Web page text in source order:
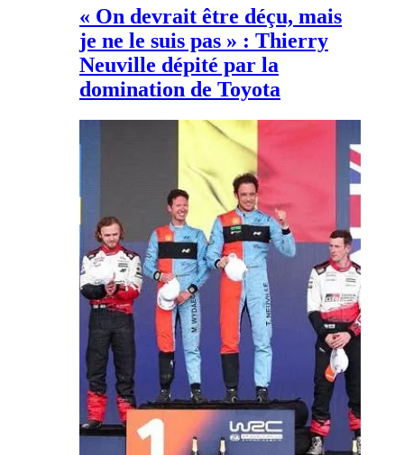
« On devrait être déçu, mais
je ne le suis pas » : Thierry
Neuville dépité par la
domination de Toyota